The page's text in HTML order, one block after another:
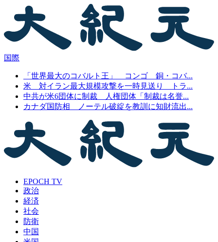
国際
「世界最大のコバルト王」 コンゴ 銅・コバ...
米 対イラン最大規模攻撃を一時見送り トラ...
中共が米6団体に制裁 人権団体「制裁は名誉...
カナダ国防相 ノーテル破綻を教訓に知財流出...
EPOCH TV
政治
経済
社会
防衛
中国